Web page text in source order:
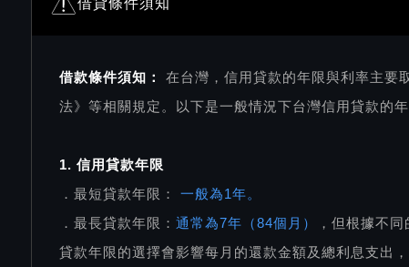
借款條件須知： 在台灣，信用貸款的年限與利率主要
法》等相關規定。以下是一般情況下台灣信用貸款的年
1. 信用貸款年限
．最短貸款年限：
一般為1年。
．最長貸款年限： 通常為7年（84個月）
，但根據不
貸款年限的選擇會影響每月的還款金額及總利息支出